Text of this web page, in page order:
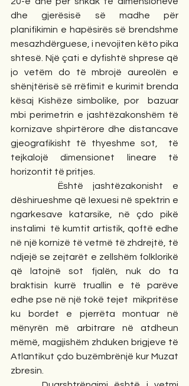
dhe gjerësisë së madhe për
planifikimin e hapësirës së brendshme
mesazhdërguese, i nevojiten këto pika
shtesë. Një çati e dyfishtë shprese që
jo vetëm do të mbrojë aureolën e
shënjtërisë së rrëfimit e kurimit brenda
kësaj Kishëze simbolike, por  bazuar
mbi perimetrin e jashtëzakonshëm të
kornizave shpirtërore dhe distancave
gjeografikisht të thyeshme sot,  të
tejkalojë dimensionet lineare të
horizontit të pritjes.
dëshirueshme që lexuesi në spektrin e
ngarkesave katarsike, në çdo pikë
instalimi  të kumtit artistik, qoftë edhe
në një kornizë të vetmë të zhdrejtë, të
ndjejë se zejtarët e zellshëm folklorikë
që latojnë sot fjalën, nuk do ta
braktisin kurrë truallin e të parëve
edhe pse në një tokë tejet  mikpritëse
ku bordet e pjerrëta montuar në
mënyrën më arbitrare në atdheun
mëmë, magjishëm zhduken brigjeve të
Atlantikut çdo buzëmbrënjë kur Muzat
zbresin.